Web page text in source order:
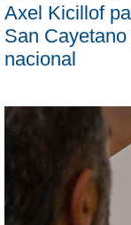
Axel Kicillof
San
nacional